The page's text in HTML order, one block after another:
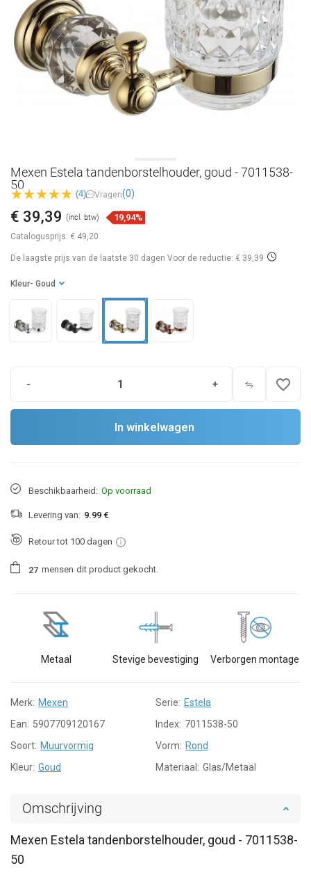
Mexen Estela tandenborstelhouder, goud - 7011538-
50
(4) Vragen(0)
Catalogusprijs: € 49,20
€ 39,39 (incl. btw) 19,94%
De laagste prijs van de laatste 30 dagen Voor de reductie: € 39,39
Kleur - Goud
- + favorite_border
In winkelwagen
Beschikbaarheid: Op voorraad
Levering van: 9.99 €
Retour tot 100 dagen
27 mensen dit product gekocht.
Metaal Stevige bevestiging Verborgen montage
Merk: Mexen Serie: Estela
Ean: 5907709120167 Index: 7011538-50
Soort: Muurvormig Vorm: Rond
Kleur: Goud Materiaal: Glas/Metaal
Omschrijving
Mexen Estela tandenborstelhouder, goud - 7011538-
50